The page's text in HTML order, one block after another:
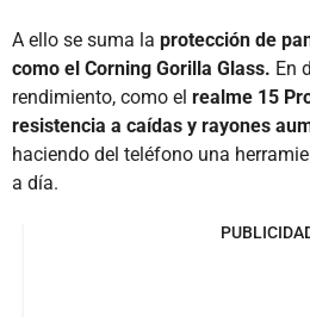
A ello se suma la protección de
como el Corning Gorilla Glass. En
rendimiento, como el realme 15
resistencia a caídas y rayones
haciendo del teléfono una
a día.